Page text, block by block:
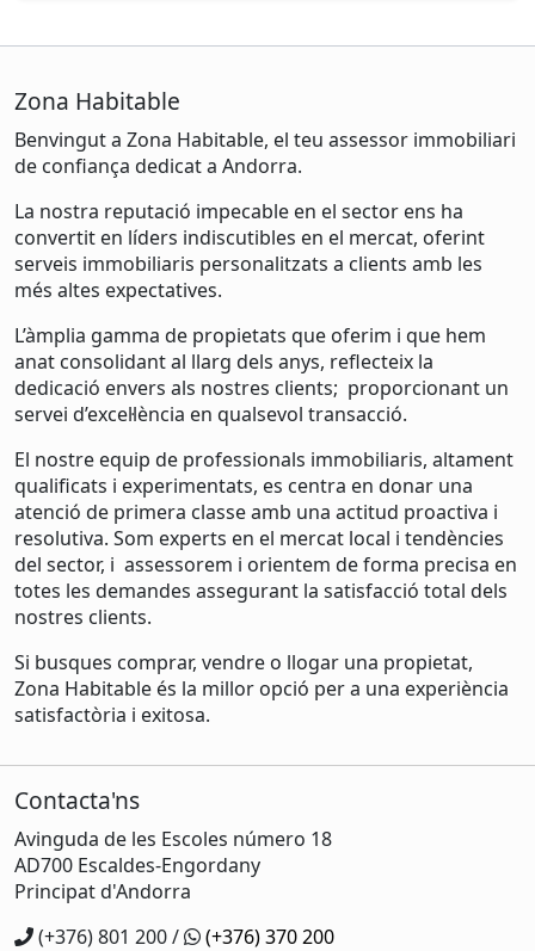
Zona Habitable
Benvingut a Zona Habitable, el teu assessor immobiliari
de confiança dedicat a Andorra.
La nostra reputació impecable en el sector ens ha
convertit en líders indiscutibles en el mercat, oferint
serveis immobiliaris personalitzats a clients amb les
més altes expectatives.
L’àmplia gamma de propietats que oferim i que hem
anat consolidant al llarg dels anys, reflecteix la
dedicació envers als nostres clients; proporcionant un
servei d’excel·lència en qualsevol transacció.
El nostre equip de professionals immobiliaris, altament
qualificats i experimentats, es centra en donar una
atenció de primera classe amb una actitud proactiva i
resolutiva. Som experts en el mercat local i tendències
del sector, i assessorem i orientem de forma precisa en
totes les demandes assegurant la satisfacció total dels
nostres clients.
Si busques comprar, vendre o llogar una propietat,
Zona Habitable és la millor opció per a una experiència
satisfactòria i exitosa.
Contacta'ns
Avinguda de les Escoles número 18
AD700 Escaldes-Engordany
Principat d'Andorra
(+376) 801 200 /
(+376) 370 200